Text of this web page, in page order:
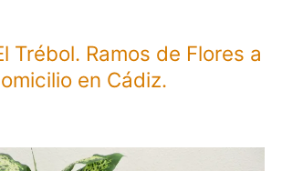
Trébol. Ramos de Flores a
en Cádiz.